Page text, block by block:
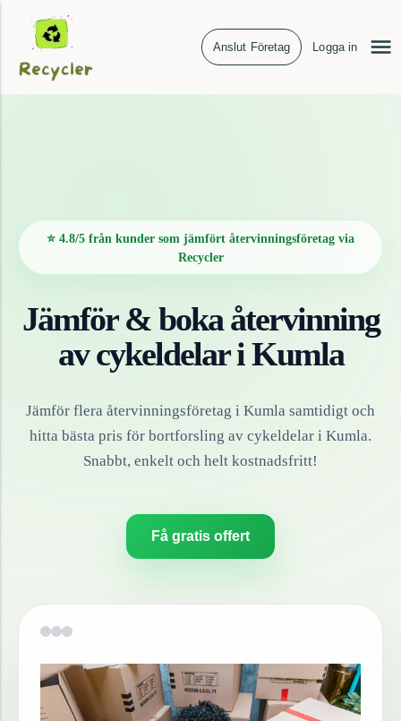
Anslut Företag Logga in
⭐ 4.8/5 från kunder som jämfört återvinningsföretag via
Recycler
Jämför & boka återvinning
avcykeldelariKumla
Jämför flera återvinningsföretag i Kumla samtidigt och
hitta bästa pris för bortforsling av cykeldelar i Kumla.
Snabbt, enkelt och helt kostnadsfritt!
Få gratis offert